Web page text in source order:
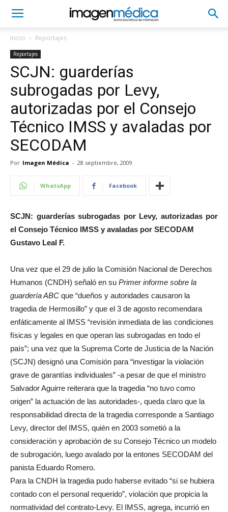
Inicio Reportajes
Reportajes
SCJN: guarderías
subrogadas por Levy,
autorizadas por el Consejo
Técnico IMSS y avaladas por
SECODAM
Por Imagen Médica - 28 septiembre, 2009
WhatsApp Facebook
SCJN: guarderías subrogadas por Levy, autorizadas por
el Consejo Técnico IMSS y avaladas por SECODAM
Gustavo Leal F.
Una vez que el 29 de julio la Comisión Nacional de Derechos
Humanos (CNDH) señaló en su Primer informe sobre la
guardería ABC que “dueños y autoridades causaron la
tragedia de Hermosillo” y que el 3 de agosto recomendara
enfáticamente al IMSS “revisión inmediata de las condiciones
físicas y legales en que operan las subrogadas en todo el
país”; una vez que la Suprema Corte de Justicia de la Nación
(SCJN) designó una Comisión para “investigar la violación
grave de garantías individuales” -a pesar de que el ministro
Salvador Aguirre reiterara que la tragedia “no tuvo como
origen” la actuación de las autoridades-, queda claro que la
responsabilidad directa de la tragedia corresponde a Santiago
Levy, director del IMSS, quién en 2003 sometió a la
consideración y aprobación de su Consejo Técnico un modelo
de subrogación, luego avalado por la entones SECODAM del
panista Eduardo Romero.
Para la CNDH la tragedia pudo haberse evitado “si se hubiera
contado con el personal requerido”, violación que propicia la
normatividad del contrato-Levy. El IMSS, agrega, incurrió en